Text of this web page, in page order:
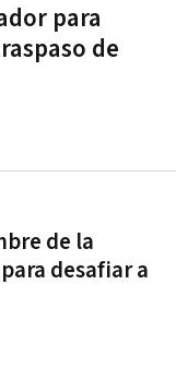
para
de
de la
desafiar a